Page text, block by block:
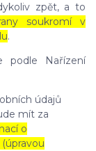
zpět, a to
soukromí v
.
podle Nařízení
údajů
mít za
o